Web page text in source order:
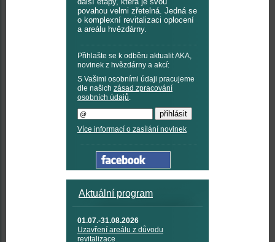
povahou velmi zřetelná. Jedná se
o komplexní revitalizaci oplocení
a areálu hvězdárny.
Přihlašte se k odběru aktualit AKA,
novinek z hvězdárny a akcí:
S Vašimi osobními údaji pracujeme
dle našich zásad zpracování
osobních údajů.
Více informací o zasílání novinek
Aktuální program
01.07.-31.08.2026
Uzavření areálu z důvodu
revitalizace